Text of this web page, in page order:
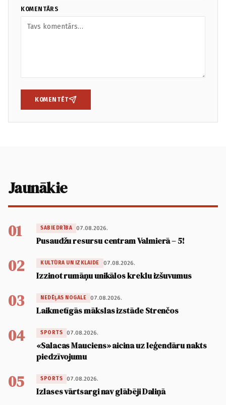
KOMENTĀRS
KOMENTĒT
Jaunākie
01 SABIEDRĪBA 07.08.2026.
Pusaudžu resursu centram Valmierā – 5!
02 KULTŪRA UN IZKLAIDE 07.08.2026.
Izzinot rumāņu unikālos kreklu izšuvumus
03 NEDĒĻAS NOGALE 07.08.2026.
Laikmetīgās mākslas izstāde Strenčos
04 SPORTS 07.08.2026.
«Salacas Mauciens» aicina uz leģendāru nakts
piedzīvojumu
05 SPORTS 07.08.2026.
Izlases vārtsargi nav glābēji Daliņā